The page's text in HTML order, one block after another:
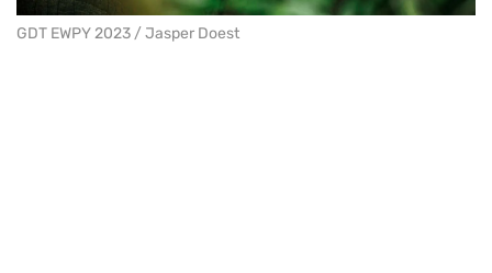
GDT EWPY 2023 / Jasper Doest